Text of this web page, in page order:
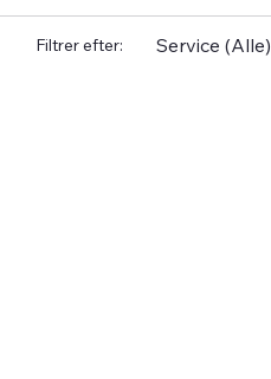
Filtrer efter: Service (Alle)